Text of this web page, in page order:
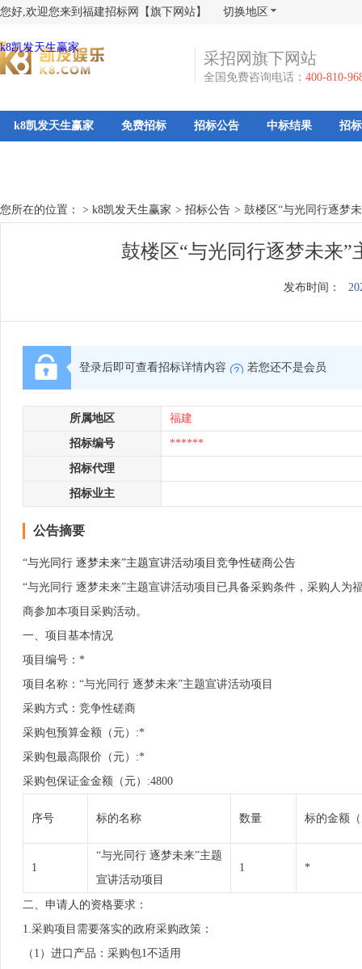
您好,欢迎您来到福建招标网【旗下网站】 切换地区
k8凯发天生赢家
采招网旗下网站
全国免费咨询电话： 400-810-
k8凯发天生赢家 免费招标 招标公告 中标结果 招
您所在的位置： > k8凯发天生赢家 > 招标公告 > 鼓楼区“与光同行逐梦
鼓楼区“与光同行逐梦未来
发布时间：
登录后即可查看招标详情内容 若您还不是会员
所属地区 福建
招标编号 ******
招标代理
招标业主
公告摘要
“与光同行 逐梦未来”主题宣讲活动项目竞争性磋商公告
“与光同行 逐梦未来”主题宣讲活动项目已具备采购条件，采购人
商参加本项目采购活动。
一、项目基本情况
项目编号：*
项目名称：“与光同行 逐梦未来”主题宣讲活动项目
采购方式：竞争性磋商
采购包预算金额（元）:*
采购包最高限价（元）:*
采购包保证金金额（元）:4800
序号 标的名称 数量 标的金额
1
“与光同行 逐梦未来”主题
宣讲活动项目
1 *
二、申请人的资格要求：
1.采购项目需要落实的政府采购政策：
（1）进口产品：采购包1不适用